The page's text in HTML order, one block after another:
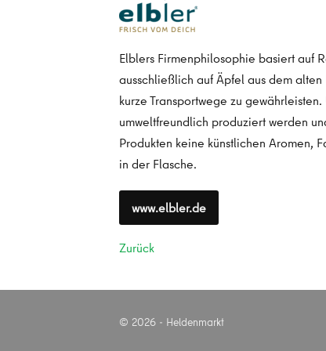
Elblers Firmenphilosophie basiert auf
ausschließlich auf Äpfel aus dem
kurze Transportwege zu
umweltfreundlich produziert werden
Produkten keine künstlichen Aromen,
in der Flasche.
www.elbler.de
Zurück
© 2026 - Heldenmarkt